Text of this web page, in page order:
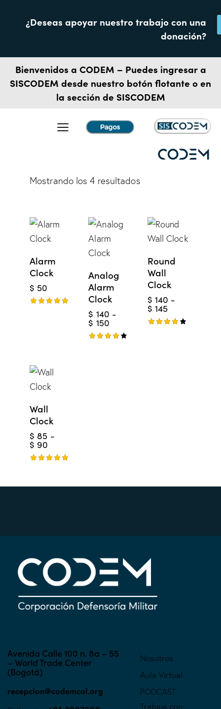
¿Deseas apoyar nuestro trabajo con una
donación?
Bienvenidos a CODEM – Puedes ingresar a
SISCODEM desde nuestro botón flotante o en
la sección de SISCODEM
Mostrando los 4 resultados
Alarm
Clock
$ 50
TO-
3%
Analog
Alarm
Clock
$ 140 -
$ 150
Round
Wall
Clock
$ 140 -
$ 145
Wall
Clock
$ 85 -
$ 90
Avenida Calle 100 n. 8a – 55
– World Trade Center
(Bogotá)
recepcion@codemcol.org
Nosotros
Aula Virtual
PODCAST
Trabaja con